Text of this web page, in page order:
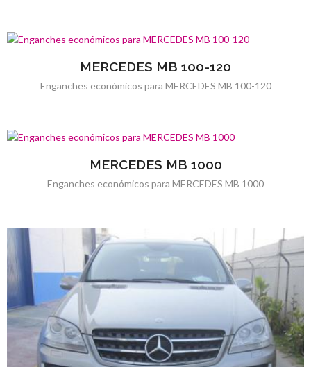
MERCEDES MB 100-120
Enganches económicos para MERCEDES MB 100-120
MERCEDES MB 1000
Enganches económicos para MERCEDES MB 1000